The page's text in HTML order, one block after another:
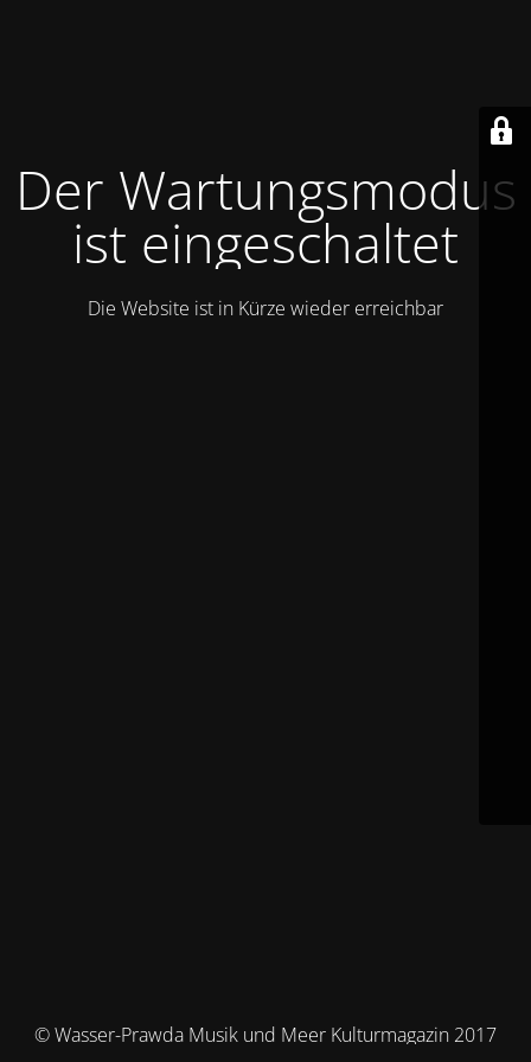
Der Wartungsmodus
ist eingeschaltet
Die Website ist in Kürze wieder erreichbar
© Wasser-Prawda Musik und Meer Kulturmagazin 2017